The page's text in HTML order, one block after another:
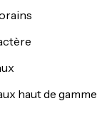
haut de gamme